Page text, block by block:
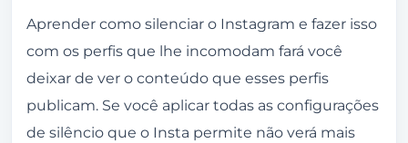
Aprender como silenciar o Instagram e fazer isso
com os perfis que lhe incomodam fará você
deixar de ver o conteúdo que esses perfis
publicam. Se você aplicar todas as configurações
de silêncio que o Insta permite não verá mais